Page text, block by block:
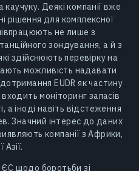
каучуку. Деякі компанії вже
рішення для комплексної
не лише з
зондування, а й з
здійснюють перевірку на
можливість надавати
EUDR як частину
моніторинг запасів
а іноді навіть відстеження
Значний інтерес до даних
компанії з Африки,
щодо боротьби зі